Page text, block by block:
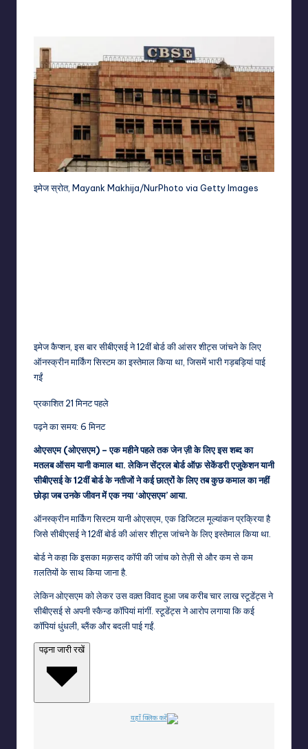
इमेज स्रोत, Mayank Makhija/NurPhoto via Getty Images
इमेज कैप्शन,इस बार सीबीएसई ने 12वीं बोर्ड की आंसर शीट्स जांचने के लिए
ऑनस्क्रीन मार्किंग सिस्टम का इस्तेमाल किया था, जिसमें भारी गड़बड़ियां पाई
गईं
प्रकाशित21 मिनट पहले
पढ़ने का समय: 6 मिनट
ओएसएम (ओएसएम) – एक महीने पहले तक जेन ज़ी के लिए इस शब्द का
मतलब ऑसम यानी कमाल था. लेकिन सेंट्रल बोर्ड ऑफ़ सेकेंडरी एजुकेशन यानी
सीबीएसई के 12वीं बोर्ड के नतीजों ने कई छात्रों के लिए तब कुछ कमाल का नहीं
छोड़ा जब उनके जीवन में एक नया ‘ओएसएम’ आया.
ऑनस्क्रीन मार्किंग सिस्टम यानी ओएसएम, एक डिजिटल मूल्यांकन प्रक्रिया है
जिसे सीबीएसई ने 12वीं बोर्ड की आंसर शीट्स जांचने के लिए इस्तेमाल किया था.
बोर्ड ने कहा कि इसका मक़सद कॉपी की जांच को तेज़ी से और कम से कम
ग़लतियों के साथ किया जाना है.
लेकिन ओएसएम को लेकर उस वक़्त विवाद हुआ जब करीब चार लाख स्टूडेंट्स ने
सीबीएसई से अपनी स्कैन्ड कॉपियां मांगीं. स्टूडेंट्स ने आरोप लगाया कि कई
कॉपियां धुंधली, ब्लैंक और बदली पाई गईं.
पढ़ना जारी रखें